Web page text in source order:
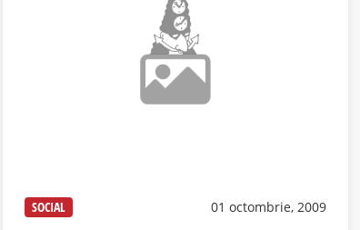
SOCIAL 01 octombrie, 2009